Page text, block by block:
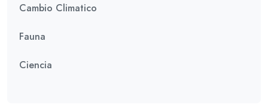
Cambio Climatico
Fauna
Ciencia